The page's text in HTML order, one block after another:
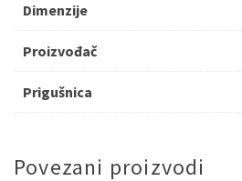
Dimenzije
Proizvođač
Prigušnica
Povezani proizvodi